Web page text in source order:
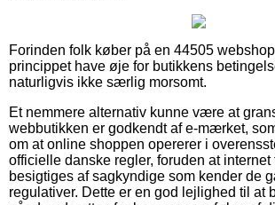
Forinden folk køber på en 44505
princippet have øje for butikkens
naturligvis ikke særlig morsomt.
Et nemmere alternativ kunne være at
webbutikken er godkendt af e-mærket,
om at online shoppen opererer i
officielle danske regler, foruden at internet
besigtiges af sagkyndige som kender de
regulativer. Dette er en god lejlighed til at